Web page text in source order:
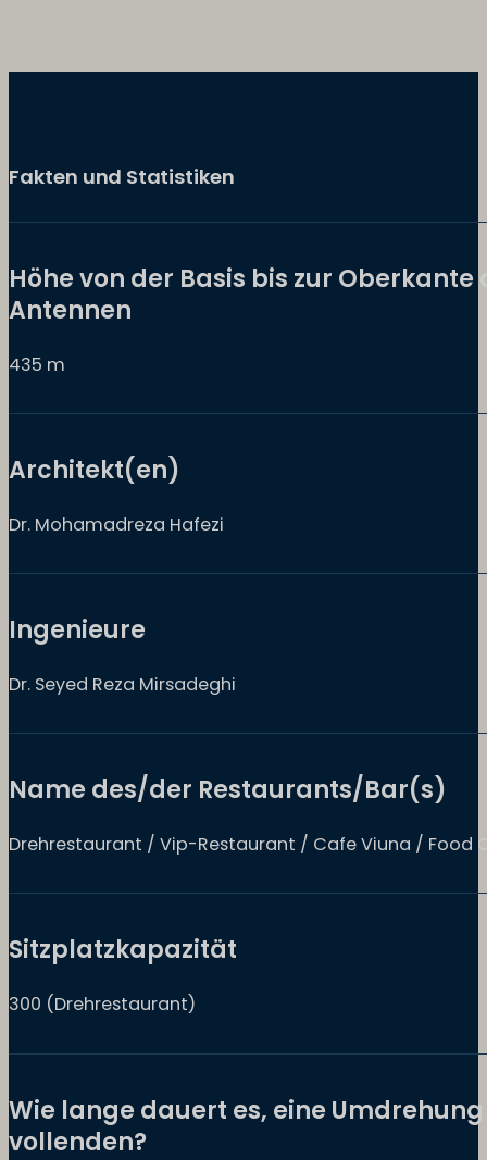
Fakten und Statistiken
Höhe von der Basis bis zur Oberkante
Antennen
435 m
Architekt(en)
Dr. Mohamadreza Hafezi
Ingenieure
Dr. Seyed Reza Mirsadeghi
Name des/der Restaurants/Bar(s)
Drehrestaurant / Vip-Restaurant / Cafe Viuna / Food
Sitzplatzkapazität
300 (Drehrestaurant)
Wie lange dauert es, eine Umdrehung
vollenden?